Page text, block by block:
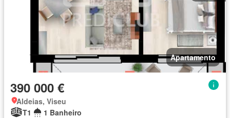
Apartamento
390 000 €
Aldeias, Viseu
T1
1 Banheiro